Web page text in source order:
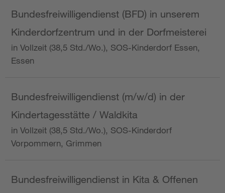
Bundesfreiwilligendienst (BFD) in unserem
Kinderdorfzentrum und in der Dorfmeisterei
in Vollzeit (38,5 Std./Wo.), SOS-Kinderdorf Essen,
Essen
Bundesfreiwilligendienst (m/w/d) in der
Kindertagesstätte / Waldkita
in Vollzeit (38,5 Std./Wo.), SOS-Kinderdorf
Vorpommern, Grimmen
Bundesfreiwilligendienst in Kita & Offenen